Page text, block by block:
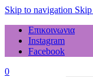
Skip to navigation
Επικοινωνια
Instagram
Facebook
0